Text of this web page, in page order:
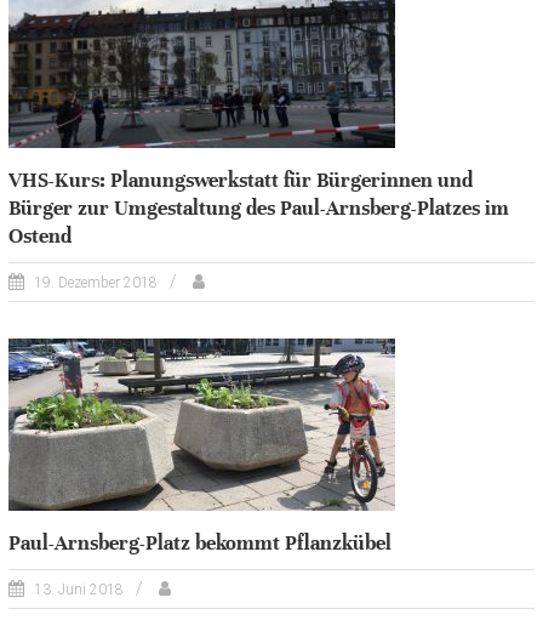
VHS-Kurs: Planungswerkstatt für Bürgerinnen und
Bürger zur Umgestaltung des Paul-Arnsberg-Platzes im
Ostend
19. Dezember 2018
Paul-Arnsberg-Platz bekommt Pflanzkübel
13. Juni 2018